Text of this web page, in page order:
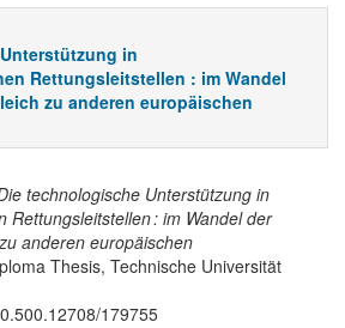
in
Rettungsleitstellen : im Wandel
zu anderen europäischen
technologische Unterstützung in
Rettungsleitstellen : im Wandel der
anderen europäischen
Thesis, Technische Universität
179755